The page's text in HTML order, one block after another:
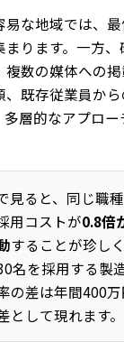
易な地域では、
ります。一方
複数の媒体への
、既存従業員か
多層的なアプロー
見ると、同じ職
用コストが0.8倍
することが珍し
名を採用する製
の差は年間400
として現れます。